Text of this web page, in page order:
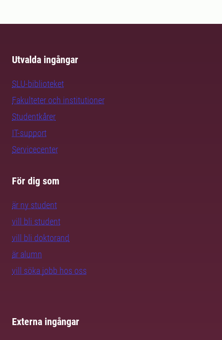
Utvalda ingångar
SLU-biblioteket
Fakulteter och institutioner
Studentkårer
IT-support
Servicecenter
För dig som
är ny student
vill bli student
vill bli doktorand
är alumn
vill söka jobb hos oss
Externa ingångar